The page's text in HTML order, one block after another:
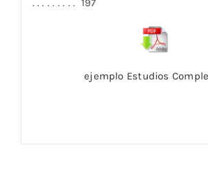
. . . . . . . . . 197
ejemplo Estudios